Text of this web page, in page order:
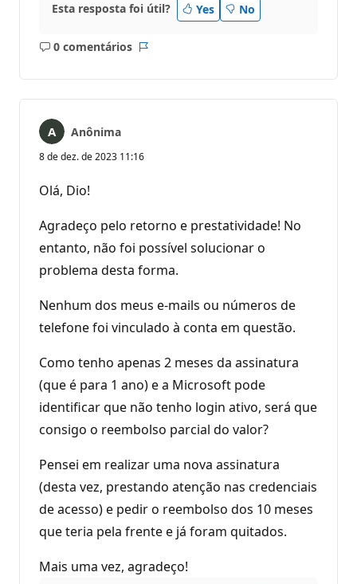
Esta resposta foi útil? Yes No
0 comentários
Sem
Anônima
8 de dez. de 2023 11:16
Olá, Dio!
Agradeço pelo retorno e prestatividade! No
entanto, não foi possível solucionar o
problema desta forma.
Nenhum dos meus e-mails ou números de
telefone foi vinculado à conta em questão.
Como tenho apenas 2 meses da assinatura
(que é para 1 ano) e a Microsoft pode
identificar que não tenho login ativo, será que
consigo o reembolso parcial do valor?
Pensei em realizar uma nova assinatura
(desta vez, prestando atenção nas credenciais
de acesso) e pedir o reembolso dos 10 meses
que teria pela frente e já foram quitados.
Mais uma vez, agradeço!